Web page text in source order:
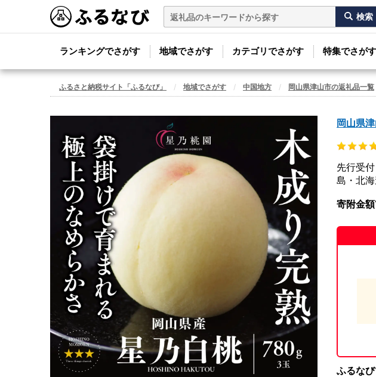
ランキングでさがす 地域でさがす カテゴリでさがす 特集でさがす
ふるさと納税サイト「ふるなび」 地域でさがす 中国地方 岡山県津山市の返礼品一覧
岡山県
先行受
島・北海
寄附金額
ふるな